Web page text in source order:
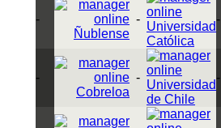
-
Ñublense
-
Universidad
Católica
-
-
Cobreloa
-
Universidad
de Chile
-